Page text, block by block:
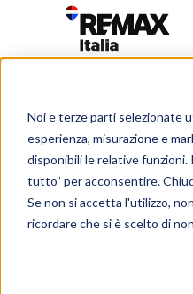
Noi e terze parti selezionate
esperienza, misurazione e
disponibili le relative
tutto” per acconsentire.
Se non si accetta l'utilizzo,
ricordare che si è scelto di
Tutte le